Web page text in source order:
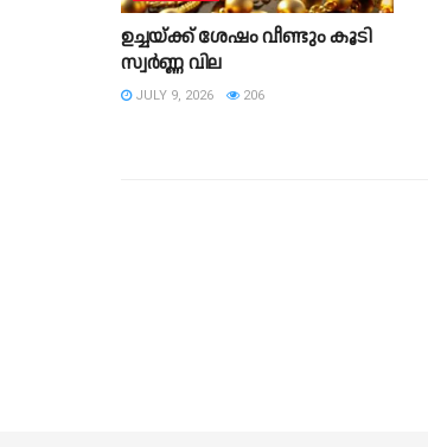
ഉച്ചയ്ക്ക് ശേഷം വീണ്ടും കൂടി
സ്വർണ്ണ വില
JULY 9, 2026 206